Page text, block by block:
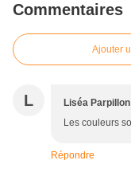
Commentaires
Ajouter
L Liséa Parpillon
Les couleurs
Répondre